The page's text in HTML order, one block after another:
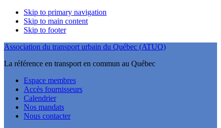
Skip to primary navigation
Skip to main content
Skip to footer
Association du transport urbain du Québec (ATUQ)
La référence en transport en commun au Québec
Espace membres
Accès fournisseurs
Calendrier
Nos mandats
Nous contacter